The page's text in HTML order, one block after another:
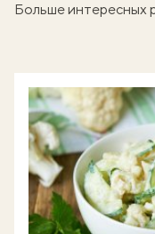
Больше интересных